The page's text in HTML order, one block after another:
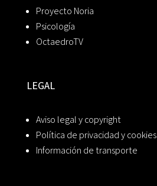
Proyecto Noria
Psicología
OctaedroTV
LEGAL
Aviso legal y copyright
Política de privacidad y cookies
Información de transporte